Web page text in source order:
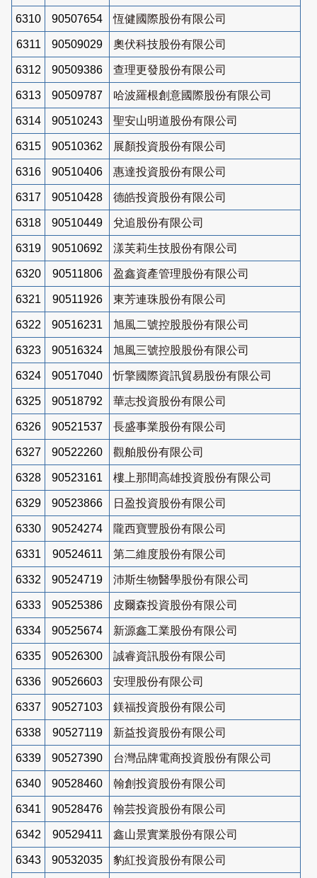
6310 90507654 恆健國際股份有限公司
6311 90509029 奧伏科技股份有限公司
6312 90509386 查理更發股份有限公司
6313 90509787 哈波羅根創意國際股份有限公司
6314 90510243 聖安山明道股份有限公司
6315 90510362 展顏投資股份有限公司
6316 90510406 惠達投資股份有限公司
6317 90510428 德皓投資股份有限公司
6318 90510449 兌追股份有限公司
6319 90510692 漾芙莉生技股份有限公司
6320 90511806 盈鑫資產管理股份有限公司
6321 90511926 東芳連珠股份有限公司
6322 90516231 旭風二號控股股份有限公司
6323 90516324 旭風三號控股股份有限公司
6324 90517040 忻擎國際資訊貿易股份有限公司
6325 90518792 華志投資股份有限公司
6326 90521537 長盛事業股份有限公司
6327 90522260 觀舶股份有限公司
6328 90523161 樓上那間高雄投資股份有限公司
6329 90523866 日盈投資股份有限公司
6330 90524274 隴西寶豐股份有限公司
6331 90524611 第二維度股份有限公司
6332 90524719 沛斯生物醫學股份有限公司
6333 90525386 皮爾森投資股份有限公司
6334 90525674 新源鑫工業股份有限公司
6335 90526300 誠睿資訊股份有限公司
6336 90526603 安理股份有限公司
6337 90527103 鎂福投資股份有限公司
6338 90527119 新益投資股份有限公司
6339 90527390 台灣品牌電商投資股份有限公司
6340 90528460 翰創投資股份有限公司
6341 90528476 翰芸投資股份有限公司
6342 90529411 鑫山景實業股份有限公司
6343 90532035 豹紅投資股份有限公司